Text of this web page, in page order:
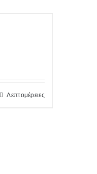
Λεπτομέρειες